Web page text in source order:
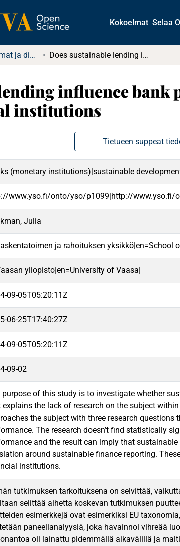
Kokoelmat Selaa
Pro gradu -tutkielmat ja diplomityöt Does sustainable lending influence bank profitability : Evidence from European financial institutions
influence
institutions
Tietueen suppeat
(monetary institutions)|sustainable
www.yso.fi/onto/yso/p1099|http://
Julia
ja rahoituksen yksikkö|en=School
yliopisto|en=University of Vaasa|
09-05T05:20:11Z
06-25T17:40:27Z
09-05T05:20:11Z
09-02
purpose of this study is to investigate whether
explains the lack of research on the subject
the subject with three research
The research doesn’t find statistically
and the result can imply that
around sustainable finance reporting.
institutions.
tutkimuksen tarkoituksena on selvittää,
selittää aihetta koskevan tutkimuksen
esimerkkejä ovat esimerkiksi EU
paneelianalyysiä, joka havainnoi vihreää
oli lainattu pidemmällä aikavälillä ja